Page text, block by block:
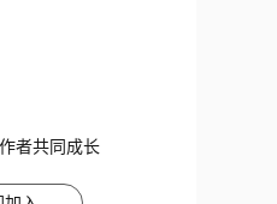
者共同成长